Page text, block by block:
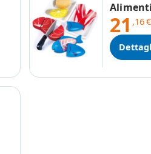
21 ,16€